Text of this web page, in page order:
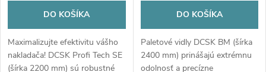
DO KOŠÍKA
Maximalizujte efektivitu vášho
nakladača! DCSK Profi Tech SE
(šírka 2200 mm) sú robustné
DO KOŠÍKA
Paletové vidly DCSK BM (šírka
2400 mm) prinášajú extrémnu
odolnosť a precízne